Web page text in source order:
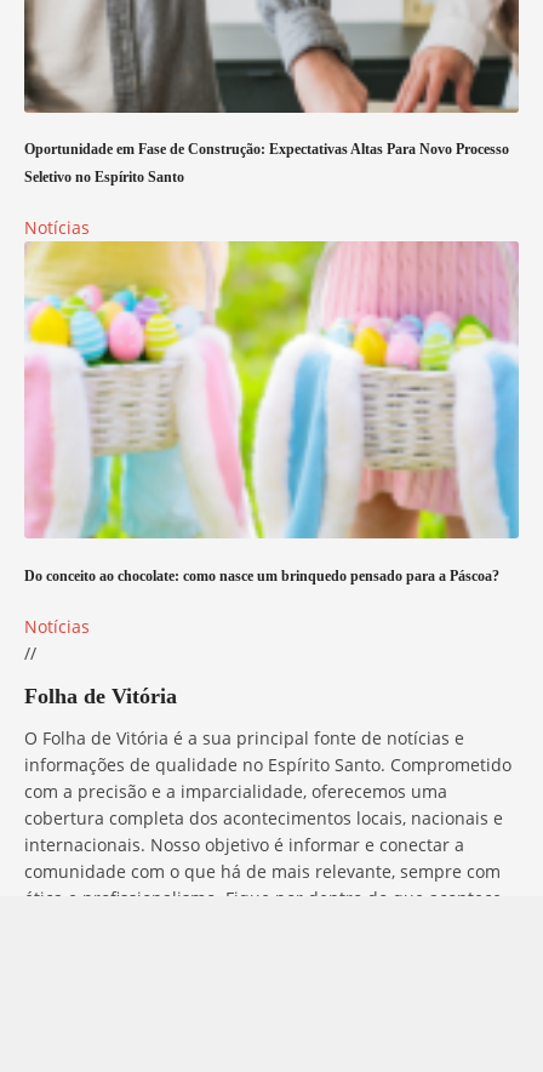
Oportunidade em Fase de Construção: Expectativas Altas Para Novo Processo
Seletivo no Espírito Santo
Notícias
Do conceito ao chocolate: como nasce um brinquedo pensado para a Páscoa?
Notícias
//
Folha de Vitória
O Folha de Vitória é a sua principal fonte de notícias e
informações de qualidade no Espírito Santo. Comprometido
com a precisão e a imparcialidade, oferecemos uma
cobertura completa dos acontecimentos locais, nacionais e
internacionais. Nosso objetivo é informar e conectar a
comunidade com o que há de mais relevante, sempre com
ética e profissionalismo. Fique por dentro do que acontece